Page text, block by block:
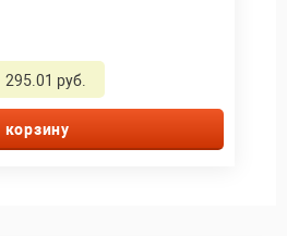
295.01 руб.
корзину